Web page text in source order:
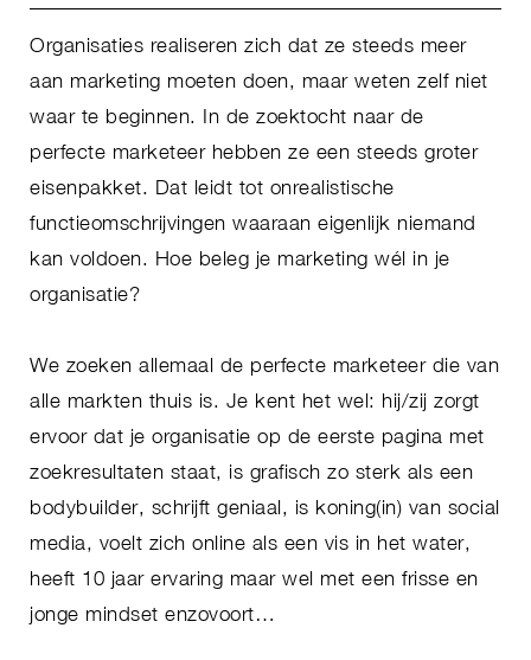
Organisaties realiseren zich dat ze steeds meer
aan marketing moeten doen, maar weten zelf niet
waar te beginnen. In de zoektocht naar de
perfecte marketeer hebben ze een steeds groter
eisenpakket. Dat leidt tot onrealistische
functieomschrijvingen waaraan eigenlijk niemand
kan voldoen. Hoe beleg je marketing wél in je
organisatie?
We zoeken allemaal de perfecte marketeer die van
alle markten thuis is. Je kent het wel: hij/zij zorgt
ervoor dat je organisatie op de eerste pagina met
zoekresultaten staat, is grafisch zo sterk als een
bodybuilder, schrijft geniaal, is koning(in) van social
media, voelt zich online als een vis in het water,
heeft 10 jaar ervaring maar wel met een frisse en
jonge mindset enzovoort…